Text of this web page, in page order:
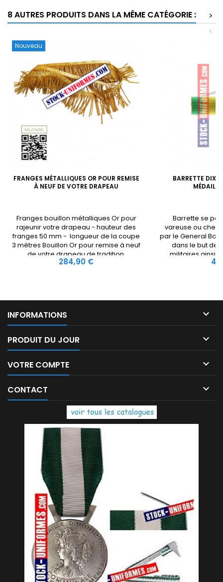
8 AUTRES PRODUITS DANS LA MÊME CATÉGORIE :
>
<
Nouveau
FRANGES MÉTALLIQUES OR POUR REMISE
À NEUF DE VOTRE DRAPEAU
Franges bouillon métalliques Or pour
rajeunir votre drapeau - hauteur des
franges 50 mm - longueur de la coupe
3 mètres Bouillon Or pour remise à neuf
de votre drapeau de tradition.
Prix
284,90 €
BARRETTE
Barrette se
vareuse ou
par le General
dans le but de
militaires ainsi
vertus
Prix
INFORMATIONS 
PRODUIT DU JOUR 
VOTRE COMPTE 
CONTACT 